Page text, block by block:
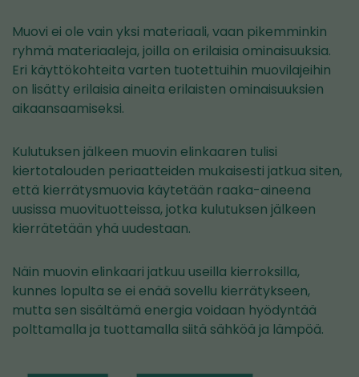
Muovi ei ole vain yksi materiaali, vaan pikemminkin
ryhmä materiaaleja, joilla on erilaisia ominaisuuksia.
Eri käyttökohteita varten tuotettuihin muovilajeihin
on lisätty erilaisia aineita erilaisten ominaisuuksien
aikaansaamiseksi.
Kulutuksen jälkeen muovin elinkaaren tulisi
kiertotalouden periaatteiden mukaisesti jatkua siten,
että kierrätysmuovia käytetään raaka-aineena
uusissa muovituotteissa, jotka kulutuksen jälkeen
kierrätetään yhä uudestaan.
Näin muovin elinkaari jatkuu useilla kierroksilla,
kunnes lopulta se ei enää sovellu kierrätykseen,
mutta sen sisältämä energia voidaan hyödyntää
polttamalla ja tuottamalla siitä sähköä ja lämpöä.